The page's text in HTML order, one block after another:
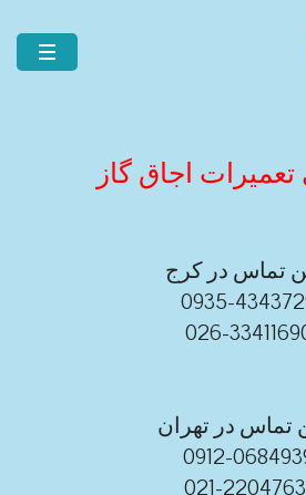
تعمیرات اجاق گاز
تماس در کرج
0935-
026-
تماس در تهران
0912-
021-